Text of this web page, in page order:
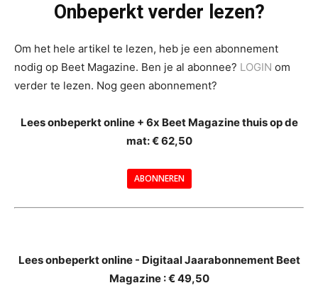
Onbeperkt verder lezen?
Om het hele artikel te lezen, heb je een abonnement
nodig op Beet Magazine. Ben je al abonnee? LOGIN om
verder te lezen. Nog geen abonnement?
Lees onbeperkt online + 6x Beet Magazine thuis op de
mat: € 62,50
ABONNEREN
Lees onbeperkt online - Digitaal Jaarabonnement Beet
Magazine : € 49,50